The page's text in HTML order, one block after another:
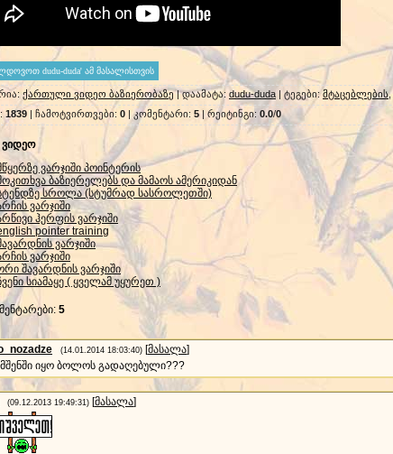
: ქართული ვიდეო ბაზიერობაზე|დაამატა: dudu-duda | ტეგები:მტაცებლების,
: 1839 | ჩამოტვირთვები: 0 | კომენტარი: 5 | რეიტინგი: 0.0/0
ვიდეო
ვარჯიში პოინტერის
ბაზიერელებს და მამაოს ამერიკიდან
სროლა (სტუმრად სასროლეთში)
ვარჯიში
ჰერფის ვარჯიში
pointer training
ვარჯიში
ვარჯიში
შავარდნის ვარჯიში
სიამაყე ( ყველამ უყურეთ )
: 5
(14.01.2014 18:03:40) [მასალა]
იყო ბოლოს გადაღებული???
(09.12.2013 19:49:31) [მასალა]